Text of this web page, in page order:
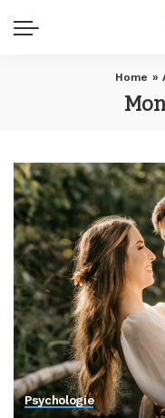
Home »
Psychologie